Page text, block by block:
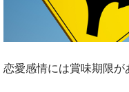
恋愛感情には賞味期限が